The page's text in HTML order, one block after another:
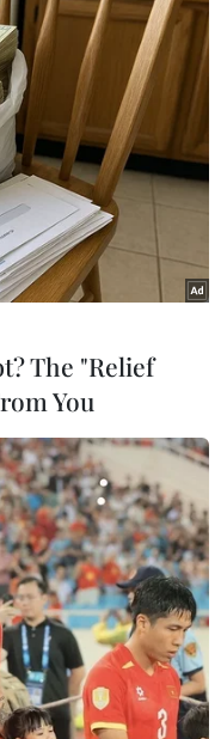
rừng phi lao
hai tiểu khu
Tân Bắc và thôn
phát)
Hạt trưởng Hạt
Kiểm lâm tỉnh
chức năng đã
cháy bùng phát
hộ ven biển,
The "Relief
You